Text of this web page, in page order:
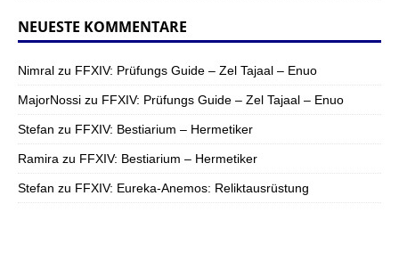
NEUESTE KOMMENTARE
Nimral zu FFXIV: Prüfungs Guide – Zel Tajaal – Enuo
MajorNossi zu FFXIV: Prüfungs Guide – Zel Tajaal – Enuo
Stefan zu FFXIV: Bestiarium – Hermetiker
Ramira zu FFXIV: Bestiarium – Hermetiker
Stefan zu FFXIV: Eureka-Anemos: Reliktausrüstung